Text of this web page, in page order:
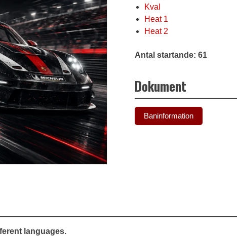
Kval
Heat 1
Heat 2
Antal startande: 61
Dokument
Baninformation
languages.